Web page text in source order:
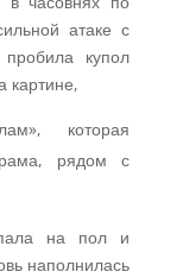
атаке с
купол
картине,
которая
рядом с
на пол и
наполнилась